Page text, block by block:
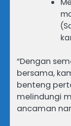
“Dengan
bersama,
benteng
melindungi
ancaman